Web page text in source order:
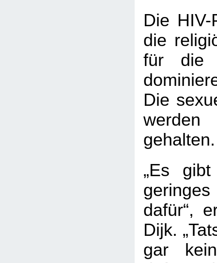
Die HIV-
die
für die
Die
gehalten.
„Es
dafür“,
Dijk.
gar